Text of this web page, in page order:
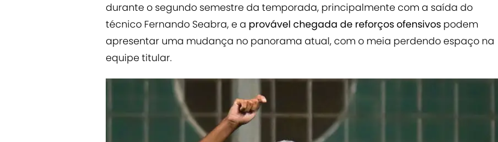
durante o segundo semestre da temporada, principalmente com a saída do
técnico Fernando Seabra, e a provável chegada de reforços ofensivos podem
apresentar uma mudança no panorama atual, com o meia perdendo espaço na
equipe titular.